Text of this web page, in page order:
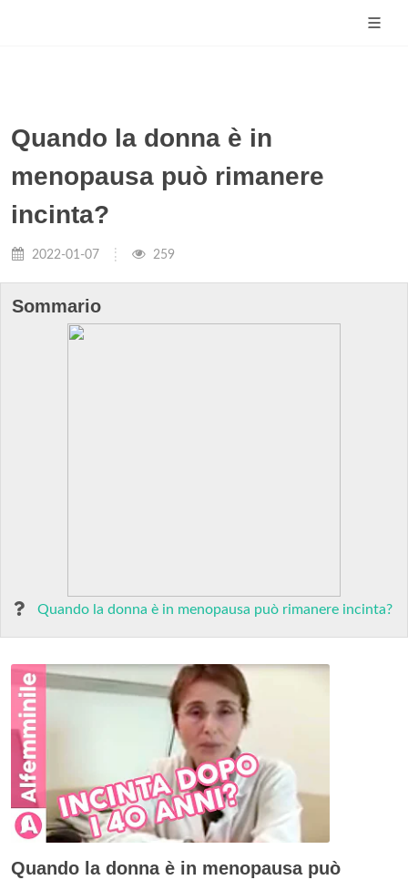
Quando la donna è in
menopausa può rimanere
incinta?
2022-01-07 259
Sommario
Quando la donna è in menopausa può rimanere incinta?
Quando la donna è in menopausa può